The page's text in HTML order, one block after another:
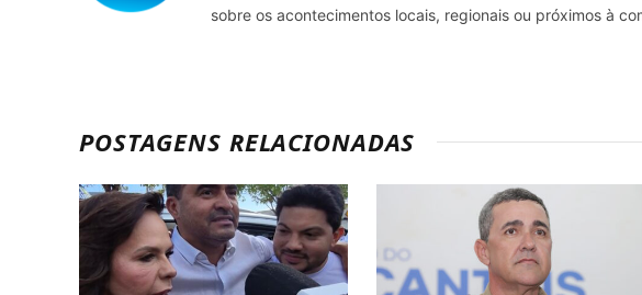
sobre os acontecimentos locais, regionais ou próximos à
POSTAGENS RELACIONADAS